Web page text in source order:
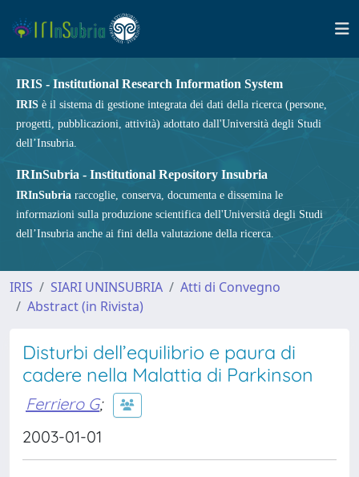
IRIS - Institutional Research Information System
IRIS è il sistema di gestione integrata dei dati della ricerca (persone,
progetti, pubblicazioni, attività) adottato dall'Università degli Studi
dell’Insubria.
IRInSubria - Institutional Repository Insubria
IRInSubria raccoglie, conserva, documenta e dissemina le
informazioni sulla produzione scientifica dell'Università degli Studi
dell’Insubria anche ai fini della valutazione della ricerca.
IRIS SIARI UNINSUBRIA
Atti di Convegno
Abstract (in Rivista)
Disturbi dell’equilibrio e paura di
cadere nella Malattia di Parkinson
Ferriero G;
2003-01-01